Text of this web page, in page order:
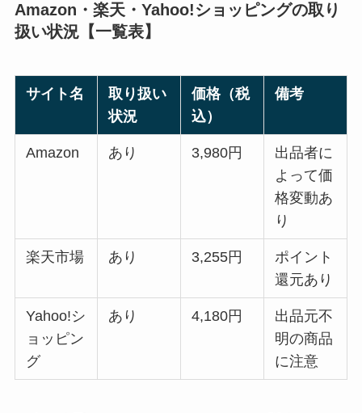
Amazon・楽天・Yahoo!ショッピングの取り
扱い状況【一覧表】
サイト名
取り扱い
状況
価格（税
込）
備考
Amazon あり 3,980円
出品者に
よって価
格変動あ
り
楽天市場 あり 3,255円
ポイント
還元あり
Yahoo!シ
ョッピン
グ
あり 4,180円
出品元不
明の商品
に注意